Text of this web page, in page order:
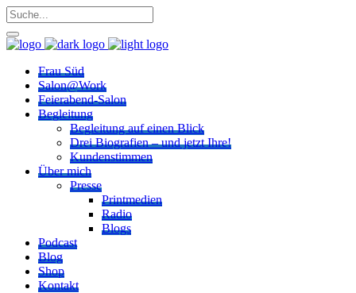
Frau Süd
Salon@Work
Feierabend-Salon
Begleitung
Begleitung auf einen Blick
Drei Biografien – und jetzt Ihre!
Kundenstimmen
Über mich
Presse
Printmedien
Radio
Blogs
Podcast
Blog
Shop
Kontakt